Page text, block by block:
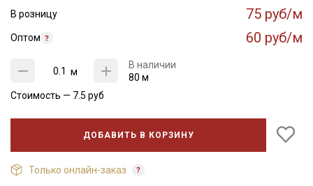
В розницу 75 руб/м
Оптом 60 руб/м
м
В наличии
80 м
Стоимость — 7.5 руб
ДОБАВИТЬ В КОРЗИНУ
Только онлайн-заказ